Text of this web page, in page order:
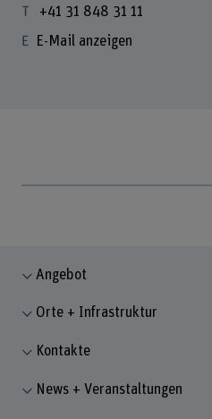
+41 31 848 31 11
E-Mail anzeigen
Angebot
Orte + Infrastruktur
Kontakte
News + Veranstaltungen